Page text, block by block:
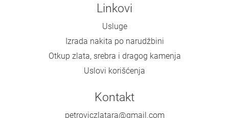
Linkovi
Usluge
Izrada nakita po narudžbini
Otkup zlata, srebra i dragog kamenja
Uslovi korišćenja
Kontakt
petroviczlatara@gmail.com